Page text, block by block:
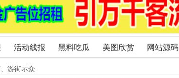
活动线报 黑料吃瓜 美图欣赏 网站源码
游街示众